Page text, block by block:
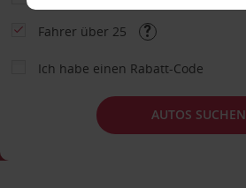
Fahrer über 25
Ich habe einen Rabatt-Code
AUTOS SUCHEN